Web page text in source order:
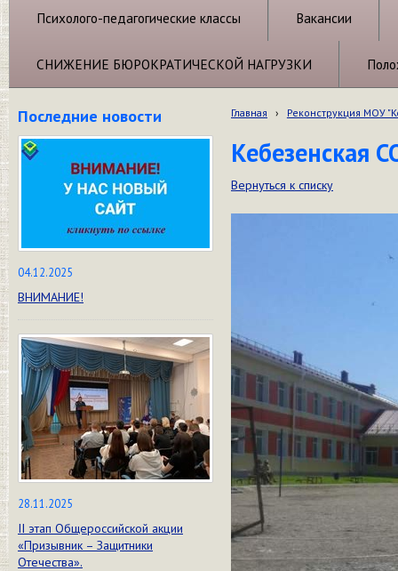
Психолого-педагогические классы Вакансии
СНИЖЕНИЕ БЮРОКРАТИЧЕСКОЙ НАГРУЗКИ
Последние новости
04.12.2025
ВНИМАНИЕ!
28.11.2025
II этап Общероссийской акции
«Призывник – Защитники
Отечества».
Главная › Реконструкция МОУ
Кебезенская
Вернуться к списку